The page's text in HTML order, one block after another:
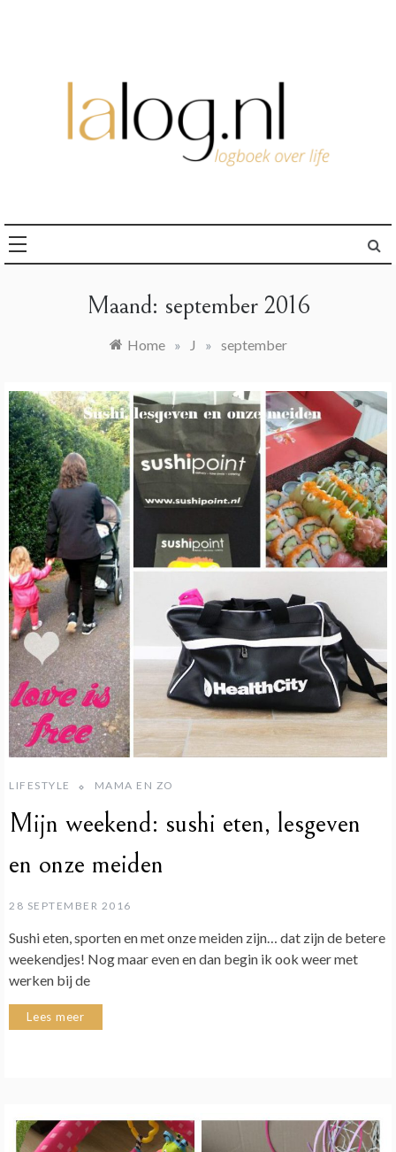
Maand: september 2016
Home » J » september
LIFESTYLE MAMA EN ZO
Mijn weekend: sushi eten, lesgeven
en onze meiden
28 SEPTEMBER 2016
Sushi eten, sporten en met onze meiden zijn… dat zijn de betere
weekendjes! Nog maar even en dan begin ik ook weer met
werken bij de
Lees meer